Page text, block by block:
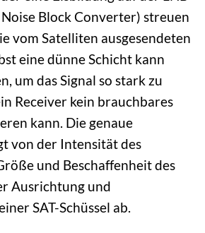
Block Converter) streuen
vom Satelliten ausgesendeten
eine dünne Schicht kann
um das Signal so stark zu
Receiver kein brauchbares
kann. Die genaue
von der Intensität des
und Beschaffenheit des
Ausrichtung und
SAT-Schüssel ab.